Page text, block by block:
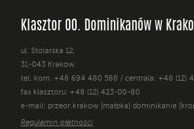
Klasztor OO. Dominikanów w
ul. Stolarska 12,
31-043 Kraków
tel. kom. +48 694 480 588 / centrala: +48 (12)
fax klasztoru: +48 (12) 423-00-80
e-mail: przeor.krakow [małpka] dominikanie
Regulamin płatności